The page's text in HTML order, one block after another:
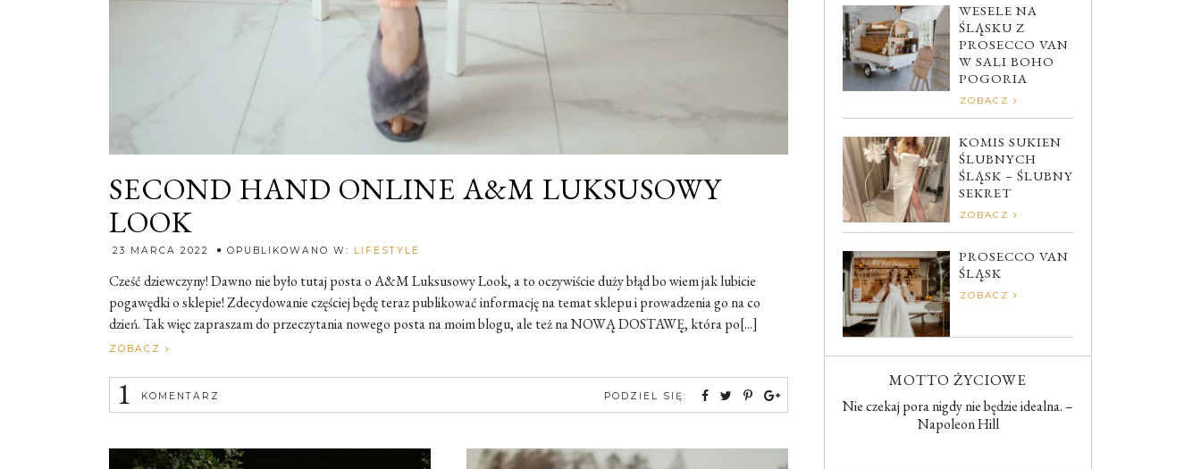
SECOND HAND ONLINE A&M LUKSUSOWY
LOOK
23 MARCA 2022 OPUBLIKOWANO W: LIFESTYLE
Cześć dziewczyny! Dawno nie było tutaj posta o A&M Luksusowy Look, a to oczywiście duży błąd bo wiem jak lubicie
pogawędki o sklepie! Zdecydowanie częściej będę teraz publikować informację na temat sklepu i prowadzenia go na co
dzień. Tak więc zapraszam do przeczytania nowego posta na moim blogu, ale też na NOWĄ DOSTAWĘ, która po[...]
ZOBACZ
1 KOMENTARZ PODZIEL SIĘ:
WESELE NA
ŚLĄSKU Z
PROSECCO VAN
W SALI BOHO
POGORIA
ZOBACZ
KOMIS SUKIEN
ŚLUBNYCH
ŚLĄSK – ŚLUBNY
SEKRET
ZOBACZ
PROSECCO VAN
ŚLĄSK
ZOBACZ
MOTTO ŻYCIOWE
Nie czekaj pora nigdy nie będzie idealna. –
Napoleon Hill